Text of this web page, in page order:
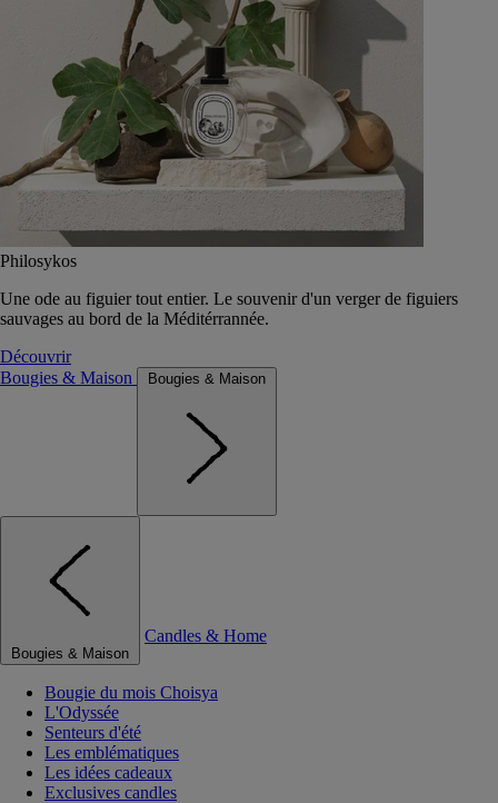
Philosykos
Une ode au figuier tout entier. Le souvenir d'un verger de figuiers
sauvages au bord de la Méditérrannée.
Découvrir
Bougies & Maison
Bougies & Maison
Bougies & Maison
Candles & Home
Bougie du mois Choisya
L'Odyssée
Senteurs d'été
Les emblématiques
Les idées cadeaux
Exclusives candles